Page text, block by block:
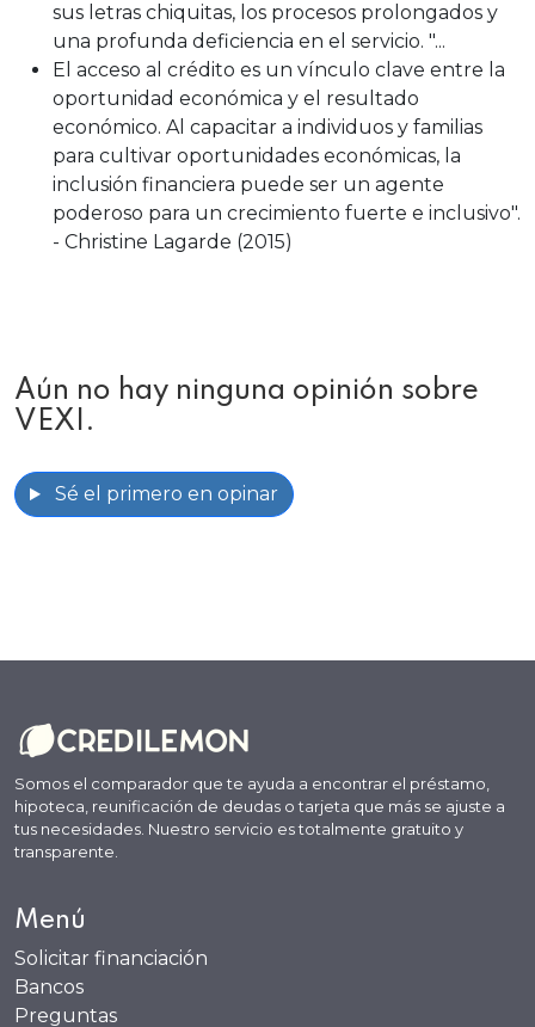
sus letras chiquitas, los procesos prolongados y
una profunda deficiencia en el servicio. "​...
El acceso al crédito es un vínculo clave entre la
oportunidad económica y el resultado
económico. Al capacitar a individuos y familias
para cultivar oportunidades económicas, la
inclusión financiera puede ser un agente
poderoso para un crecimiento fuerte e inclusivo"​.
- Christine Lagarde (2015)
Aún no hay ninguna opinión sobre
VEXI.
Sé el primero en opinar
Somos el comparador que te ayuda a encontrar el préstamo,
hipoteca, reunificación de deudas o tarjeta que más se ajuste a
tus necesidades. Nuestro servicio es totalmente gratuito y
transparente.
Menú
Solicitar financiación
Bancos
Preguntas